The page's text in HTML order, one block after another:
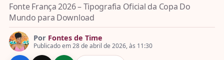
Fonte França 2026 – Tipografia Oficial da Copa Do
Mundo para Download
Por Fontes de Time
Publicado em 28 de abril de 2026, às 11:30